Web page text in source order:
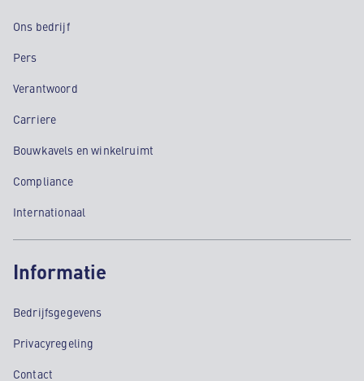
Ons bedrijf
Pers
Verantwoord
Carriere
Bouwkavels en winkelruimt
Compliance
Internationaal
Informatie
Bedrijfsgegevens
Privacyregeling
Contact